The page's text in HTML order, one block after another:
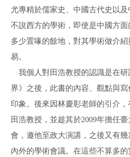
尤專精於儒家史、中國古代史以
不說西方的學術，即使是中國方
多少置喙的餘地，對其學術做介
易。
我個人對田浩教授的認識是在
界》之後，此書的內容、觀點與
印象。後來因林慶彰老師的引介
田浩教授，並趁其於2009年擔任
會，邀他至政大演講，之後又有
內外的學術會議。在這些不算多